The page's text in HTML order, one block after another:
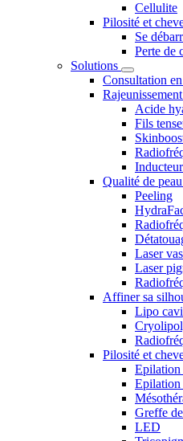
Cellulite
Pilosité et
Se
Perte de
Solutions
Consultation
Rajeunissement
Acide
Fils
Qualité de peau
Peeling
Laser
Laser
Affiner sa
Lipo
Pilosité et
Epilation
Epilation
Greffe
LED